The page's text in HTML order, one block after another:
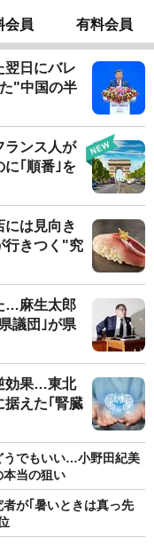
会員 有料会員
翌日にバレ
"中国の半
ンス人が
に｢順番｣を
には見向き
行きつく"究
…麻生太郎
議団｣が県
効果…東北
据えた｢腎臓
うでもいい…小野田紀美
本当の狙い
が｢暑いときは真っ先